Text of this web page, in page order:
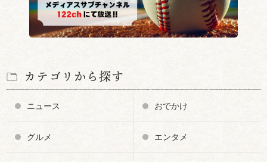
カテゴリから探す
ニュース おでかけ
グルメ エンタメ